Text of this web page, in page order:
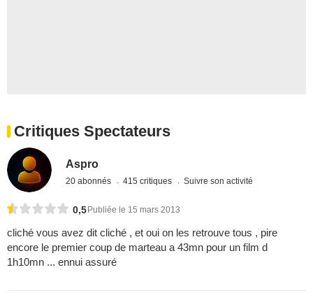
Critiques Spectateurs
Aspro
20 abonnés 415 critiques Suivre son activité
0,5 Publiée le 15 mars 2013
cliché vous avez dit cliché , et oui on les retrouve tous , pire
encore le premier coup de marteau a 43mn pour un film d
1h10mn ... ennui assuré